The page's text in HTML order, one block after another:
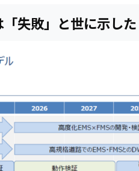
失敗」と世に示した